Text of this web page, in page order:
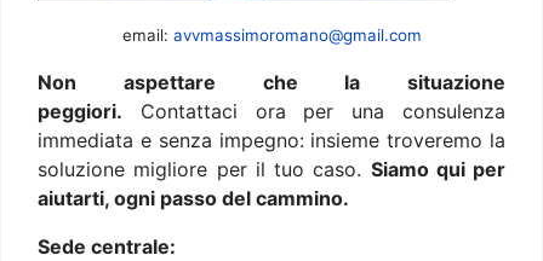
email: avvmassimoromano@gmail.com
Non aspettare che la situazione
peggiori. Contattaci ora per una consulenza
immediata e senza impegno: insieme troveremo la
soluzione migliore per il tuo caso. Siamo qui per
aiutarti, ogni passo del cammino.
Sede centrale: